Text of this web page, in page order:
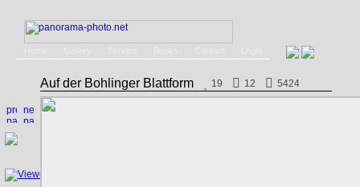
Auf der Bohlinger Blattform 19 12 5424